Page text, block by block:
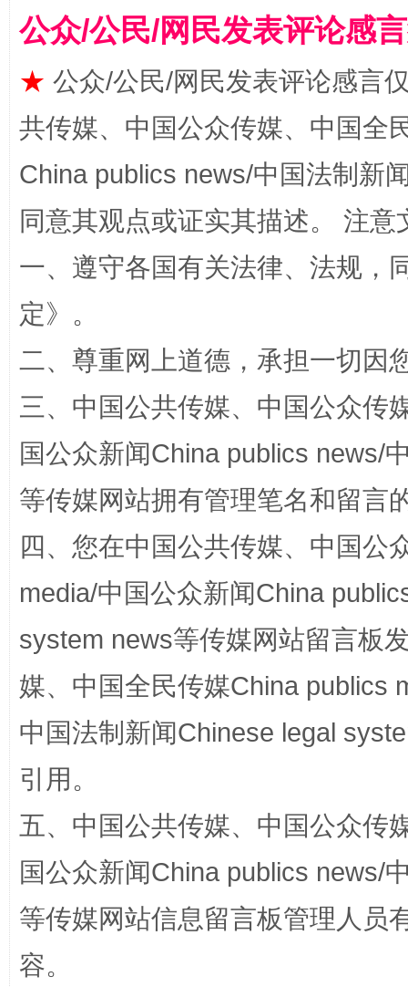
揭批美国五大"原罪" "炒
解纷+调解+退费，一次搞定
站台名比不上好声名
公众/公民/网民发表评论感
★ 公众/公民/网民发表评论感言
共传媒、中国公众传媒、中国全
China publics news/中国法制新
同意其观点或证实其描述。 注
一、遵守各国有关法律、法规，
定》。
二、尊重网上道德，承担一切因
三、中国公共传媒、中国公众传
国公众新闻China publics news/
等传媒网站拥有管理笔名和留言
四、您在中国公共传媒、中国公
media/中国公众新闻China
system news等传媒网站留言板
媒、中国全民传媒China publics
中国法制新闻Chinese legal
引用。
五、中国公共传媒、中国公众传
国公众新闻China publics news/
等传媒网站信息留言板管理人员
容。